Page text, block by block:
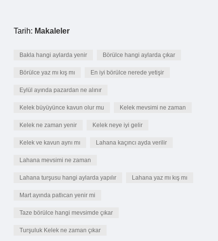
Tarih: Makaleler
Bakla hangi aylarda yenir Börülce hangi aylarda çıkar
Börülce yaz mı kış mı En iyi börülce nerede yetişir
Eylül ayında pazardan ne alınır
Kelek büyüyünce kavun olur mu Kelek mevsimi ne zaman
Kelek ne zaman yenir Kelek neye iyi gelir
Kelek ve kavun aynı mı Lahana kaçıncı ayda verilir
Lahana mevsimi ne zaman
Lahana turşusu hangi aylarda yapılır Lahana yaz mı kış mı
Mart ayında patlıcan yenir mi
Taze börülce hangi mevsimde çıkar
Turşuluk Kelek ne zaman çıkar